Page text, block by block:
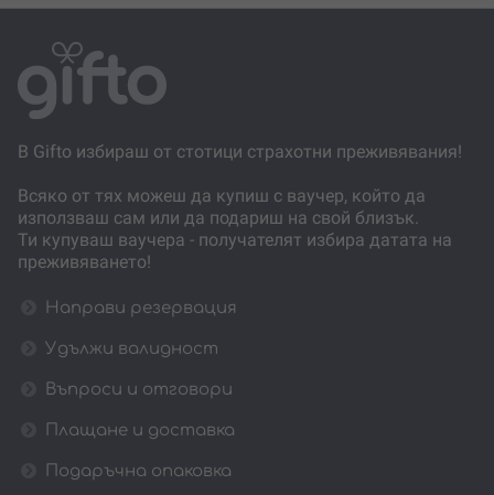
В Gifto избираш от стотици страхотни преживявания!
Всяко от тях можеш да купиш с ваучер, който да
използваш сам или да подариш на свой близък.
Ти купуваш ваучера - получателят избира датата на
преживяването!
Направи резервация
Удължи валидност
Въпроси и отговори
Плащане и доставка
Подаръчна опаковка